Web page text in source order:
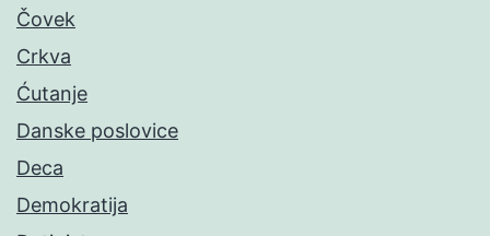
Čovek
Crkva
Ćutanje
Danske poslovice
Deca
Demokratija